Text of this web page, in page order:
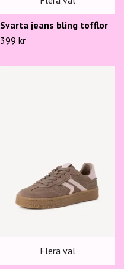
Svarta jeans bling tofflor
399 kr
Flera val